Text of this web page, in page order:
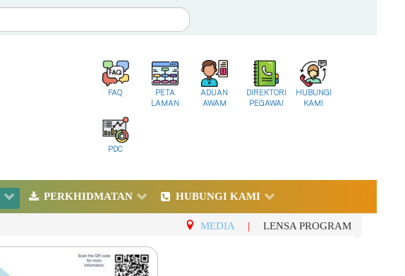
FAQ
PETA
LAMAN
ADUAN
AWAM
DIREKTORI
PEGAWAI
HUBUNGI
KAMI
PDC
PERKHIDMATAN HUBUNGI KAMI
MEDIA | LENSA PROGRAM